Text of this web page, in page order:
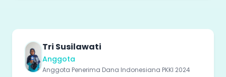
Tri Susilawati
Anggota
Anggota Penerima Dana Indonesiana PKKI 2024